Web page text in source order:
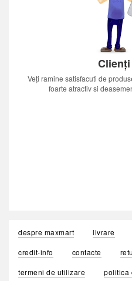
Veți ramine satisfacuti de
foarte atractiv si
despre maxmart livrare
credit-info
contacte
termeni de utilizare
politica